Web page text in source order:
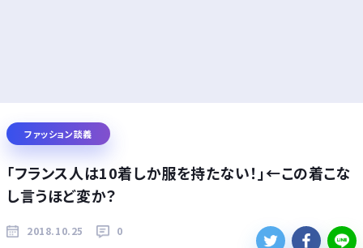
ファッション談義
「フランス人は10着しか服を持たない！」←この着こな
し言うほど変か？
2018.10.25 0